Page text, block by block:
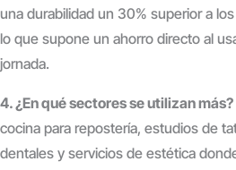
una durabilidad un 30% superior a
lo que supone un ahorro directo al
jornada.
4. ¿En qué sectores se utilizan más?
cocina para repostería, estudios de
dentales y servicios de estética